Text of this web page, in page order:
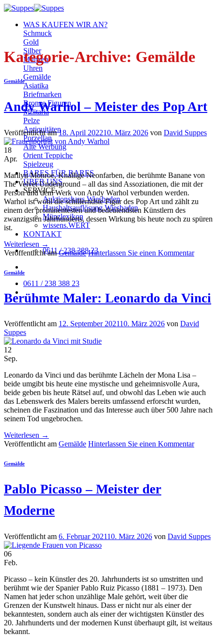
Zum
springenWAS KAUFEN WIR AN?
Schmuck
Gold
Silber
Münzen
Uhren
Gemälde
Asiatika
Briefmarken
Bronze Figuren
Militaria
Pelze
Antiquitäten
Porzellan
Alte Werbung
Orient Teppiche
Spielzeug
BARES FÜR RARES
ÜBER UNS
SERVICE
Auktionshaus Wiesbaden
Haushaltsauflösung Wiesbaden
Münzlexikon
wissens.WERT
KONTAKT
0611 / 238 388 23
0611 / 238 388 23
Kategorie-Archive: Gemälde
Gemälde
Andy Warhol – Meister des Pop Art
Veröffentlicht am18. April 202210. März 2026 von David Suppes
18
Apr.
Marilyn Monroe, Knallige Neonfarben, die berühmte Banane von
The Velvet Underground – all das sind Assoziationen, die mit der
Person und dem Werk von Andy Warhol verbunden werden.
Warhol ist wohl die schillerndste Figur des Pop Art und zählt zu
einem der prominentesten und bedeutendsten Künstlern des
zwanzigsten Jahrhunderts, dessen Wirkung bis heute noch zu spüren
ist.
Weiterlesen →
Veröffentlicht amGemälde Hinterlassen Sie einen Kommentar
Gemälde
Berühmte Maler: Leonardo da Vinci
Veröffentlicht am 12. September 202110. März 2026 von David
Suppes
12
Sep.
Leonardo da Vinci und das berühmte Lächeln der Mona Lisa –
beide umgibt bis heute eine mystische und geheimnisvolle Aura,
beide geben bis heute Rätsel auf, und obwohl das Leben wie auch
das Lebenswerk des Malers bereits umfassend erforscht wurden,
scheinen die Faszination und das Interesse auch über 500 Jahre nach
seinem Tod ungebrochen.
Weiterlesen →
Veröffentlicht am Gemälde Hinterlassen Sie einen Kommentar
Gemälde
Pablo Picasso – Meister der
Moderne
Veröffentlicht am 6. Februar 202110. März 2026 von David Suppes
06
Feb.
Picasso – kein Künstler des 20. Jahrhunderts ist so umstritten und
berühmt wie der Spanier Pablo Ruiz Picasso (1881 – 1973). Den
Namen hat jeder schon unzählige Male gehört, weit über die
Grenzen der Kunstwelt hinaus. Dass er nicht nur als einer der
bekanntesten, sondern auch als einer der wichtigsten Künstler des
20. Jahrhunderts und der modernen Kunst überhaupt gilt, ist weitaus
bekannt.